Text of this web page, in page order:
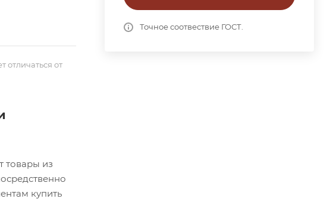
Точное соотвествие ГОСТ.
отличаться от
товары из
купить